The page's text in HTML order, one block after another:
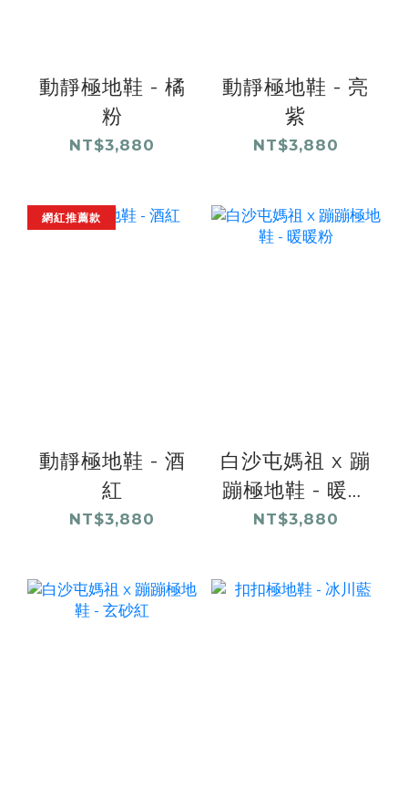
動靜極地鞋 - 橘
粉
NT$3,880
動靜極地鞋 - 亮
紫
NT$3,880
網紅推薦款
動靜極地鞋 - 酒
紅
NT$3,880
白沙屯媽祖 x 蹦
蹦極地鞋 - 暖暖
粉
NT$3,880